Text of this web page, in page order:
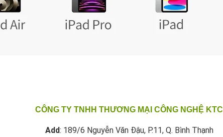
CÔNG TY TNHH THƯƠNG MẠI CÔNG NGHỆ KTC
Add: 189/6 Nguyễn Văn Đậu, P.11, Q. Bình Thạnh